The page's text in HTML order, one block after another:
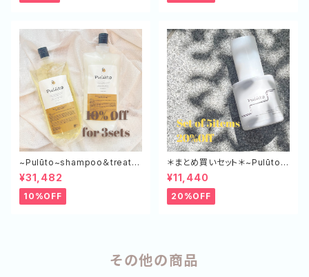
~Pulūto~shampoo＆treatm
ent エコボトル（SP×3,TR×3）
¥31,482
10%OFF
＊まとめ買いセット＊~Pulūto~
マルチスタイリングオイル 5本
セット
¥11,440
20%OFF
その他の商品